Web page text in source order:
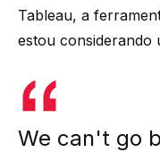
Tableau, a
estou considerando
We can't go